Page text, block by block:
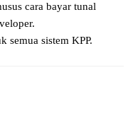
cara bayar tunal
semua sistem KPP.